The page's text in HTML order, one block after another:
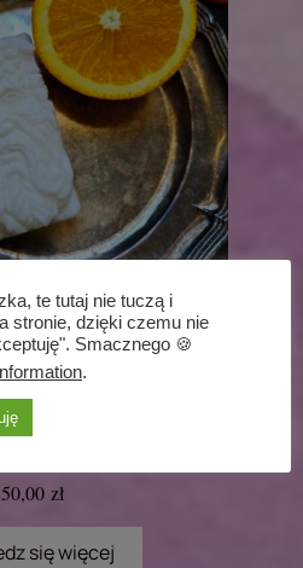
– 3 Masła z
50,00 zł
się więcej
te tutaj nie tuczą i
stronie, dzięki czemu nie
Smacznego 🍪
.